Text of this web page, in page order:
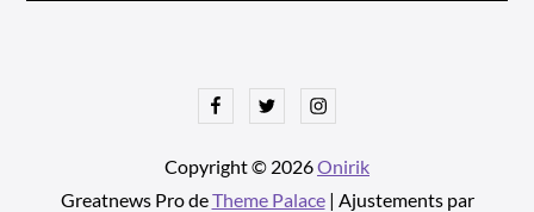
FacebookTwitterInstagram
Copyright © 2026Onirik
Greatnews Pro deTheme Palace| Ajustements par